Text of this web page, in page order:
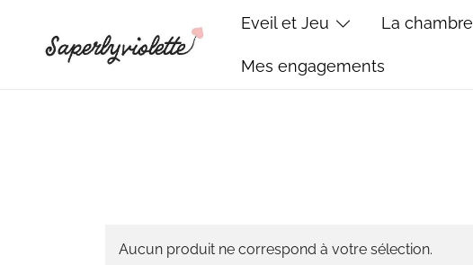
content
Eveil et Jeu La chambre
Mes engagements
Aucun produit ne correspond à votre sélection.